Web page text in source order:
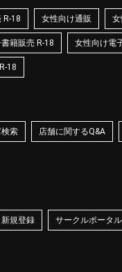
R-18 女性向け通販 女
籍販売 R-18 女性向け電
18
索 店舗に関するQ&A
新規登録 サークルポータル